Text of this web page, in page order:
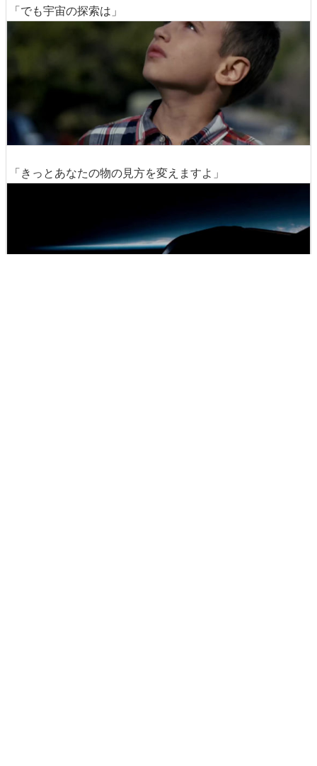
「でも宇宙の探索は」